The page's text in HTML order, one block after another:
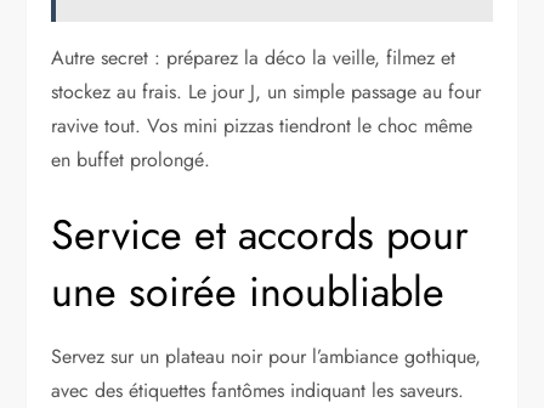
Autre secret : préparez la déco la veille, filmez et
stockez au frais. Le jour J, un simple passage au four
ravive tout. Vos mini pizzas tiendront le choc même
en buffet prolongé.
Service et accords pour
une soirée inoubliable
Servez sur un plateau noir pour l’ambiance gothique,
avec des étiquettes fantômes indiquant les saveurs.